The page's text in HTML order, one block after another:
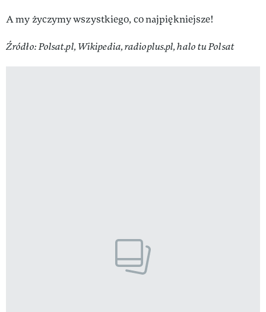
A my życzymy wszystkiego, co najpiękniejsze!
Źródło: Polsat.pl, Wikipedia, radioplus.pl, halo tu Polsat